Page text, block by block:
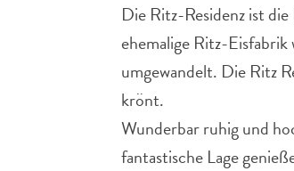
Die Ritz-Residenz ist
ehemalige Ritz-
umgewandelt. Die Ritz
krönt.
Wunderbar ruhig und
fantastische Lage
keine Lieblingsorte in Curaçao
gespeichert haben.
Wenn Sie etwas für später speichern